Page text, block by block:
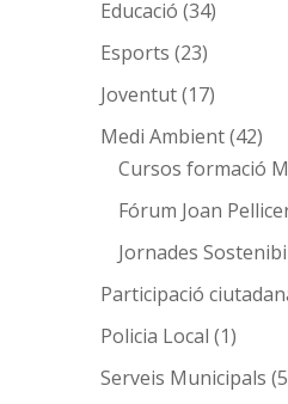
Educació (34)
Esports (23)
Joventut(17)
Medi Ambient(42)
Cursos formació
Fórum Joan
Jornades
Participació
Policia Local (1)
Serveis Municipals